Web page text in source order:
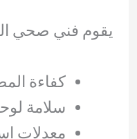
يقوم فني صحي
كفاءة
سلامة
معدلات